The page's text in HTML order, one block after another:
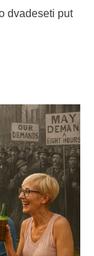
dvadeseti put